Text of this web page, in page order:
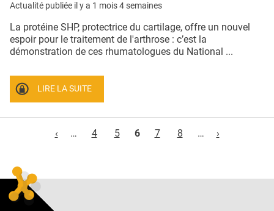
Actualité publiée il y a 1 mois 4 semaines
La protéine SHP, protectrice du cartilage, offre un nouvel
espoir pour le traitement de l'arthrose : c’est la
démonstration de ces rhumatologues du National ...
LIRE LA SUITE
‹
… 4 5 6 7 8 … ›